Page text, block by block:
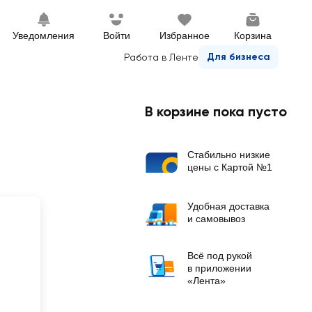
Уведомления Войти Избранное
Корзина
Работа в Ленте
Для бизнеса
В корзине пока пусто
Стабильно низкие
цены с Картой №1
Удобная доставка
и самовывоз
Всё под рукой
в приложении
«Лента»